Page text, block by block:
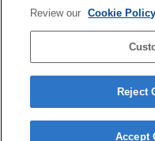
VCT-VPR100
Contact Us
Review our Cookie
Reject
Accept